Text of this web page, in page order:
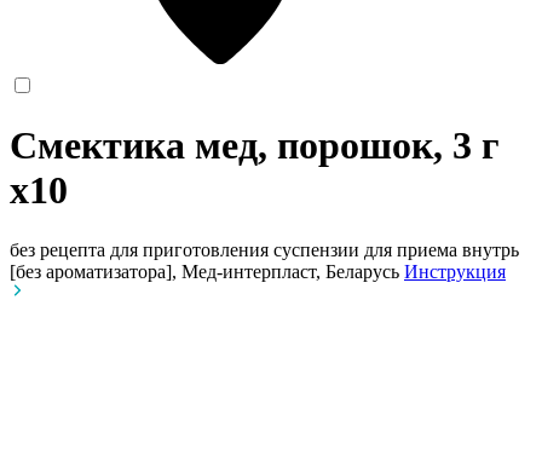
Смектика мед, порошок, 3 г
x10
без рецепта для приготовления суспензии для приема внутрь
[без ароматизатора], Мед-интерпласт, Беларусь Инструкция